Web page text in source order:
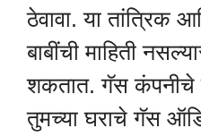
ठेवावा. या तांत्रिक
बाबींची माहिती
शकतात. गॅस कंपनीचे
तुमच्या घराचे गॅस